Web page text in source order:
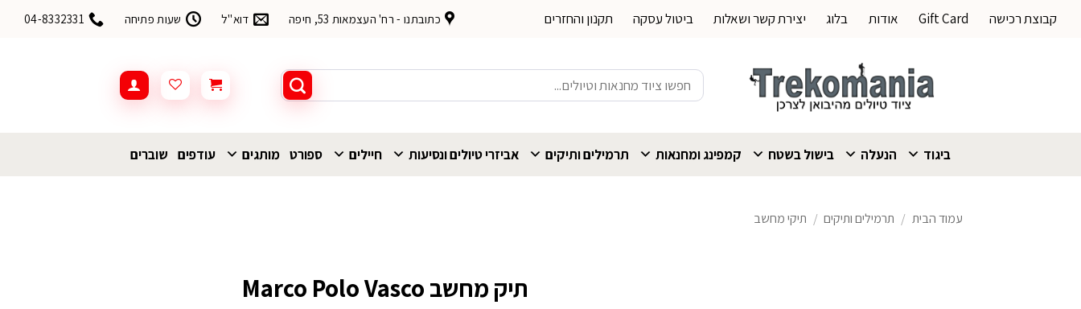
קבוצת רכישה Gift Card אודות בלוג יצירת קשר ושאלות ביטול עסקה תקנון והחזרים כתובתנו - רח' העצמאות 53, חיפה דוא"ל שעות פתיחה 04-8332331
חיפוש
עבור:
ביגוד הנעלה בישול בשטח קמפינג ומחנאות תרמילים ותיקים אביזרי טיולים ונסיעות חיילים ספורט מותגים עודפים שוברים
עמוד הבית / תרמילים ותיקים / תיקי מחשב
תיק מחשב Marco Polo Vasco